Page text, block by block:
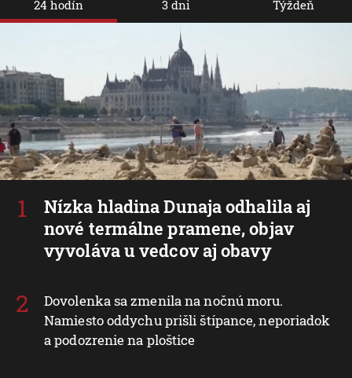
24 hodín
Nízka hladina Dunaja odhalila aj
nové termálne pramene, objav
vyvoláva u vedcov aj obavy
Dovolenka sa zmenila na nočnú moru.
Namiesto oddychu prišli štípance, neporiadok
a podozrenie na ploštice
3 dni Týždeň